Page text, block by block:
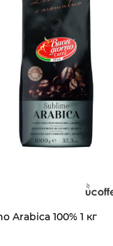
Arabica 100% 1 кг